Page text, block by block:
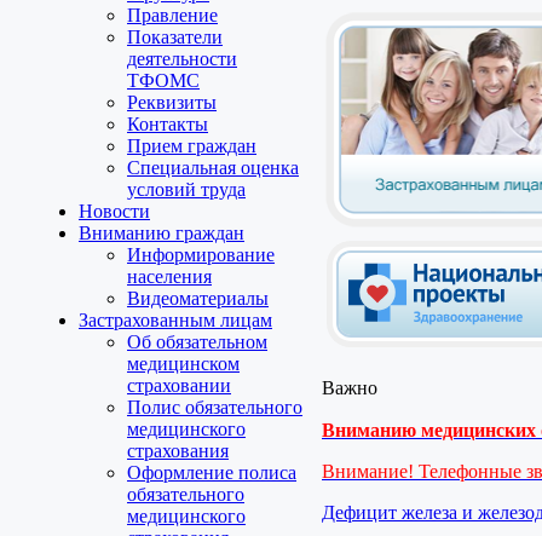
Правление
Показатели
деятельности
ТФОМС
Реквизиты
Контакты
Прием граждан
Специальная оценка
условий труда
Новости
Вниманию граждан
Информирование
населения
Видеоматериалы
Застрахованным лицам
Об обязательном
медицинском
страховании
Полис обязательного
медицинского
страхования
Оформление полиса
обязательного
медицинского
Важно
Вниманию медицинских
Внимание! Телефонные
Дефицит железа и